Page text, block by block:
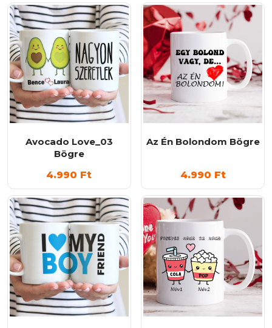
Avocado Love_03
Bögre
4.990 Ft
Az Én Bolondom Bögre
4.990 Ft